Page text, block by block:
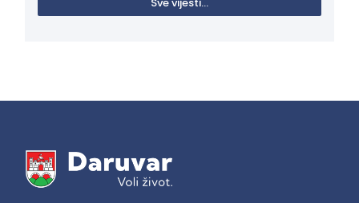
Sve vijesti...